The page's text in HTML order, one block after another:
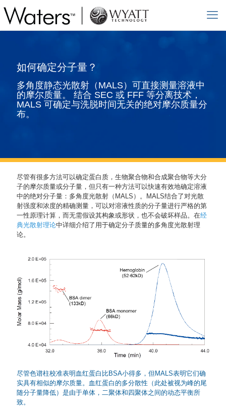
如何确定分子量？
多角度静态光散射（MALS）可直接测量溶液中
的摩尔质量。 结合 SEC 或 FFF 等分离技术，
MALS 可确定与洗脱时间无关的绝对摩尔质量分
布。
尽管有很多方法可以确定蛋白质，生物聚合物和合成聚合物等大分
子的摩尔质量或分子量，但只有一种方法可以快速有效地确定溶液
中的绝对分子量：多角度光散射（MALS）。MALS结合了对光散
射强度和浓度的精确测量，可以对溶液性质的分子量进行严格的第
一性原理计算，而无需假设其构象或形状，也不会破坏样品。在经
典光散射理论中详细介绍了用于确定分子质量的多角度光散射理
论。
尽管色谱柱校准表明血红蛋白比BSA小得多，但MALS表明它们确
实具有相似的摩尔质量。血红蛋白的多分散性（此处被视为峰的尾
随分子量降低）是由于单体，二聚体和四聚体之间的动态平衡所
致。